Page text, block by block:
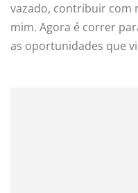
vazado, contribuir com
mim. Agora é correr
as oportunidades que